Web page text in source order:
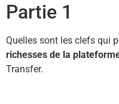
Partie 1
Quelles sont les clefs qui
richesses de la
Transfer.